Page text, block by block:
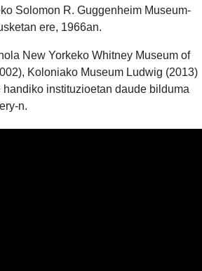
Solomon R. Guggenheim Museum-
ere, 1966an.
New Yorkeko Whitney Museum of
Koloniako Museum Ludwig (2013)
instituzioetan daude bilduma
n.